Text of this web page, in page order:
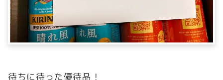
待ちに待った優待品！